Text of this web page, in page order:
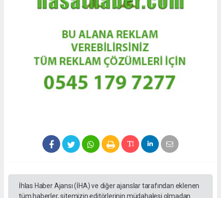
İhlas Haber Ajansı (İHA) ve diğer ajanslar tarafından eklenen
tüm haberler, sitemizin editörlerinin müdahalesi olmadan